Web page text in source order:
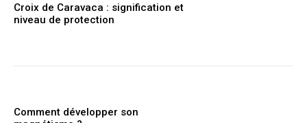
Croix de Caravaca : signification et
niveau de protection
Comment développer son